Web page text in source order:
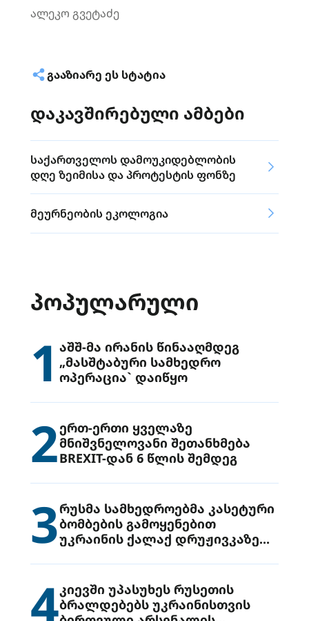
ალეკო გვეტაძე
ᲒᲐᲐᲖᲘᲐᲠᲔ ᲔᲡ ᲡᲢᲐᲢᲘᲐ
დაკავშირებული ამბები
საქართველოს დამოუკიდებლობის
დღე ზეიმისა და პროტესტის ფონზე
მეურნეობის ეკოლოგია
ᲞᲝᲞᲣᲚᲐᲠᲣᲚᲘ
1 აშშ-მა ირანის წინააღმდეგ
„მასშტაბური სამხედრო
ოპერაცია` დაიწყო
2ერთ-ერთი ყველაზე
მნიშვნელოვანი შეთანხმება
BREXIT-დან 6 წლის შემდეგ
3რუსმა სამხედროებმა კასეტური
ბომბების გამოყენებით
უკრაინის ქალაქ დრუჟივკაზე
4კიევში უპასუხეს რუსეთის
ბრალდებებს უკრაინისთვის